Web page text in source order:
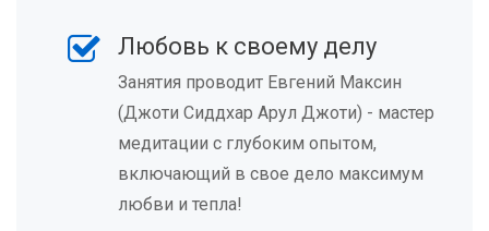
Любовь к своему делу
Занятия проводит Евгений Максин
(Джоти Сиддхар Арул Джоти) - мастер
медитации с глубоким опытом,
включающий в свое дело максимум
любви и тепла!